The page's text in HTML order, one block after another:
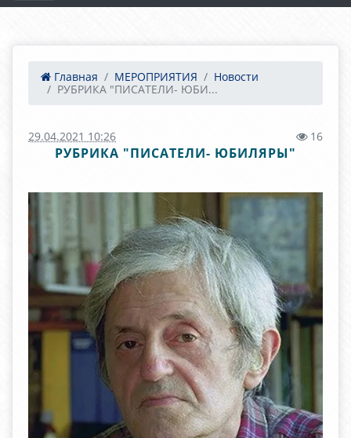
Главная МЕРОПРИЯТИЯ
Новости
РУБРИКА "ПИСАТЕЛИ- ЮБИ...
29.04.2021 10:26 16
РУБРИКА "ПИСАТЕЛИ- ЮБИЛЯРЫ"